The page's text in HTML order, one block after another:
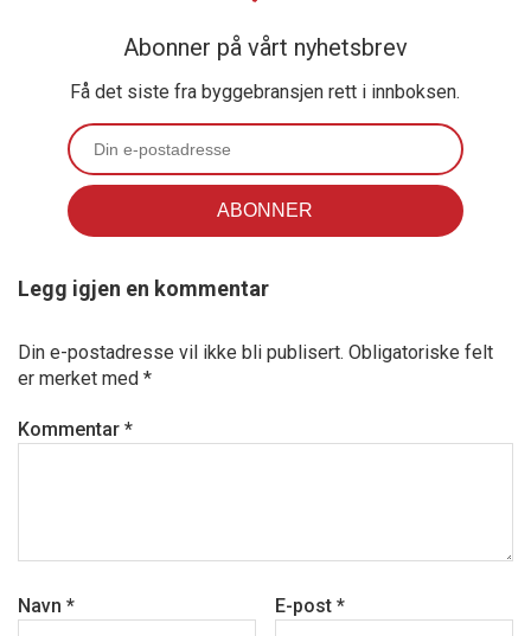
Abonner på vårt nyhetsbrev
Få det siste fra byggebransjen rett i innboksen.
Legg igjen en kommentar
Din e-postadresse vil ikke bli publisert. Obligatoriske felt
er merket med *
Kommentar *
Navn * E-post*